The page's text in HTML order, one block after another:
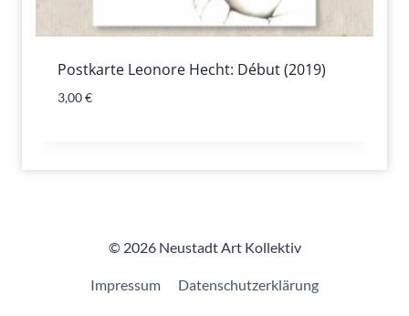
Postkarte Leonore Hecht: Début (2019)
3,00€
© 2026 Neustadt Art Kollektiv
Impressum Datenschutzerklärung